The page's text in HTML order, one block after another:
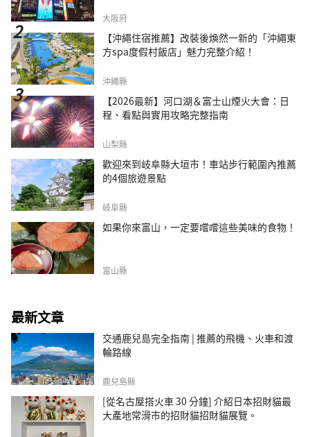
大阪府
【沖繩住宿推薦】改裝後煥然一新的「沖繩東
方spa度假村飯店」魅力完整介紹！
沖繩縣
【2026最新】河口湖＆富士山煙火大會：日
程、看點與實用攻略完整指南
山梨縣
歡迎來到岐阜縣大垣市！車站步行範圍內推薦
的4個旅遊景點
岐阜縣
如果你來富山，一定要嚐嚐這些美味的食物！
富山縣
最新文章
交通鹿兒島完全指南 | 推薦的飛機、火車和渡
輪路線
鹿兒島縣
[從名古屋搭火車 30 分鐘] 介紹日本招財貓最
大產地常滑市的招財貓招財貓展覽。